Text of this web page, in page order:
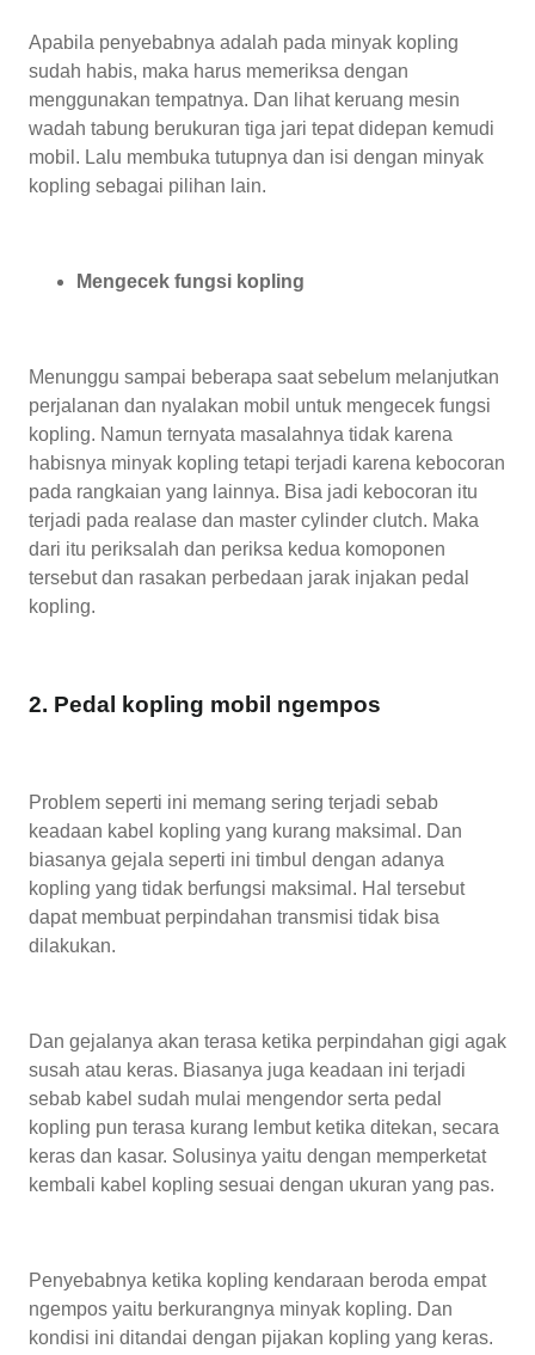
Apabila penyebabnya adalah pada minyak kopling
sudah habis, maka harus memeriksa dengan
menggunakan tempatnya. Dan lihat keruang mesin
wadah tabung berukuran tiga jari tepat didepan kemudi
mobil. Lalu membuka tutupnya dan isi dengan minyak
kopling sebagai pilihan lain.
Mengecek fungsi kopling
Menunggu sampai beberapa saat sebelum melanjutkan
perjalanan dan nyalakan mobil untuk mengecek fungsi
kopling. Namun ternyata masalahnya tidak karena
habisnya minyak kopling tetapi terjadi karena kebocoran
pada rangkaian yang lainnya. Bisa jadi kebocoran itu
terjadi pada realase dan master cylinder clutch. Maka
dari itu periksalah dan periksa kedua komoponen
tersebut dan rasakan perbedaan jarak injakan pedal
kopling.
2. Pedal kopling mobil ngempos
Problem seperti ini memang sering terjadi sebab
keadaan kabel kopling yang kurang maksimal. Dan
biasanya gejala seperti ini timbul dengan adanya
kopling yang tidak berfungsi maksimal. Hal tersebut
dapat membuat perpindahan transmisi tidak bisa
dilakukan.
Dan gejalanya akan terasa ketika perpindahan gigi agak
susah atau keras. Biasanya juga keadaan ini terjadi
sebab kabel sudah mulai mengendor serta pedal
kopling pun terasa kurang lembut ketika ditekan, secara
keras dan kasar. Solusinya yaitu dengan memperketat
kembali kabel kopling sesuai dengan ukuran yang pas.
Penyebabnya ketika kopling kendaraan beroda empat
ngempos yaitu berkurangnya minyak kopling. Dan
kondisi ini ditandai dengan pijakan kopling yang keras.